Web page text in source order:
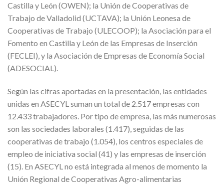
Castilla y León (OWEN); la Unión de Cooperativas de
Trabajo de Valladolid (UCTAVA); la Unión Leonesa de
Cooperativas de Trabajo (ULECOOP); la Asociación para el
Fomento en Castilla y León de las Empresas de Inserción
(FECLEI), y la Asociación de Empresas de Economía Social
(ADESOCIAL).
Según las cifras aportadas en la presentación, las entidades
unidas en ASECYL suman un total de 2.517 empresas con
12.433 trabajadores. Por tipo de empresa, las más numerosas
son las sociedades laborales (1.417), seguidas de las
cooperativas de trabajo (1.054), los centros especiales de
empleo de iniciativa social (41) y las empresas de inserción
(15). En ASECYL no está integrada al menos de momento la
Unión Regional de Cooperativas Agro-alimentarias